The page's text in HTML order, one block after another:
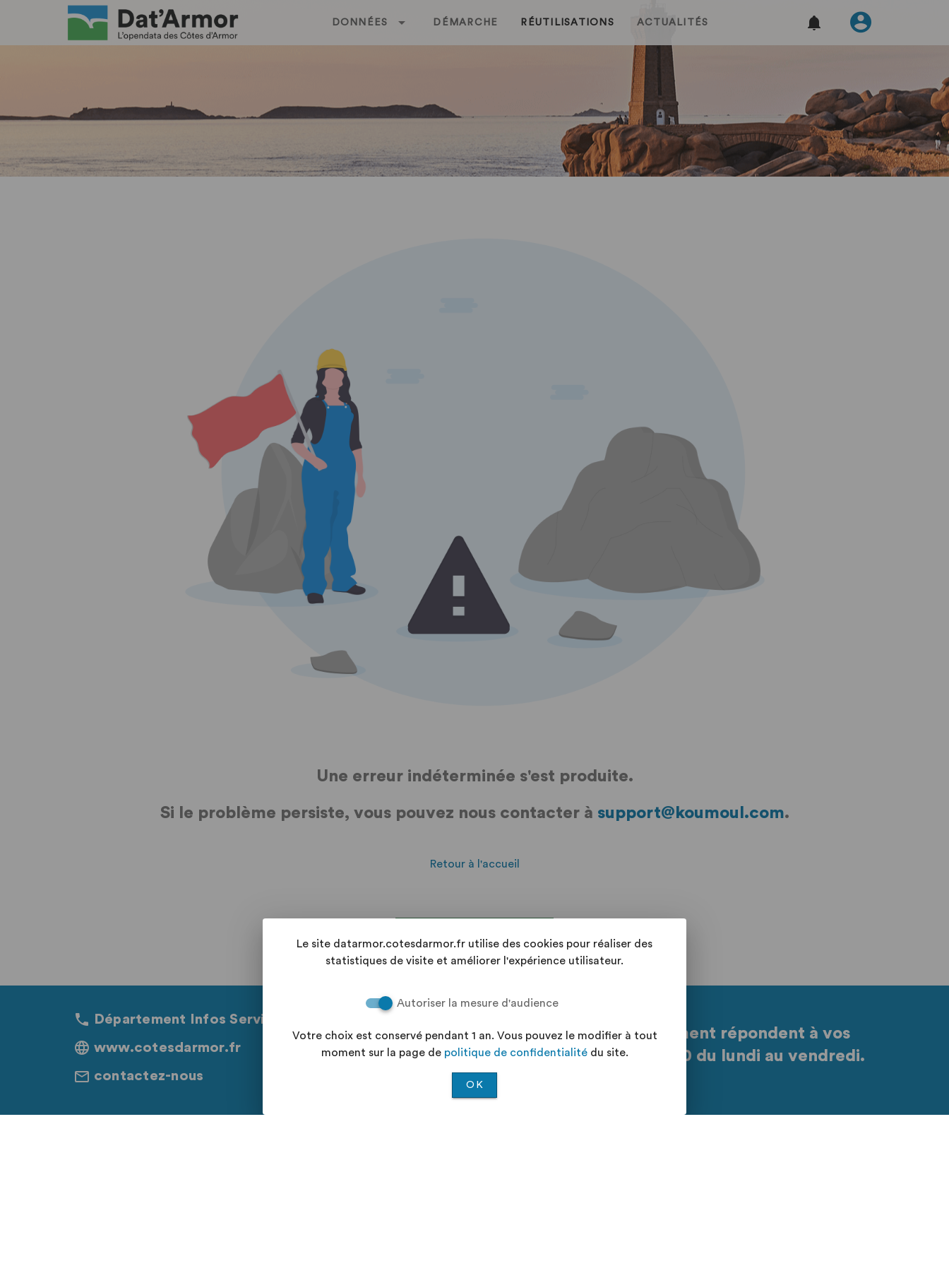
DONNÉES DÉMARCHE RÉUTILISATIONS ACTUALITÉS
Une erreur indéterminée s'est produite.
Si le problème persiste, vous pouvez nous contacter à support@koumoul.com.
Retour à l'accueil
Département Infos Services 02.96.62.62.22
www.cotesdarmor.fr
contactez-nous
Les équipes du Département répondent à vos
questions de 8h30 à 17h30 du lundi au vendredi.
Le site datarmor.cotesdarmor.fr utilise des cookies pour réaliser des
statistiques de visite et améliorer l'expérience utilisateur.
Autoriser la mesure d'audience
Votre choix est conservé pendant 1 an. Vous pouvez le modifier à tout
moment sur la page de politique de confidentialitédu site.
OK